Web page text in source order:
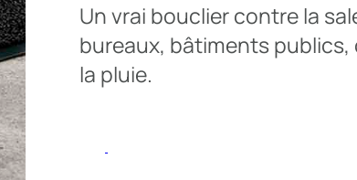
Un vrai bouclier contre la
bureaux, bâtiments publics,
la pluie.